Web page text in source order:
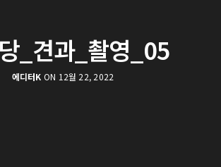
_견과_촬영_05
에디터K ON 12월 22, 2022